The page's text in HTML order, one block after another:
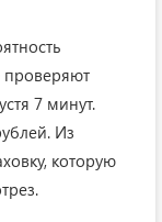
проверяют
7 минут.
Из
которую